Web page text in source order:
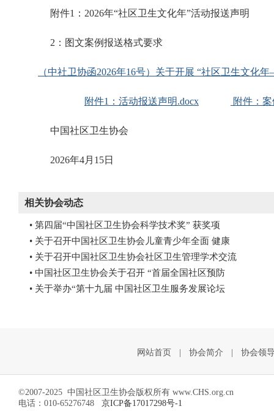
附件1：2026年“社区卫生文化年”活动报送声明
2：图文案例报送格式要求
（中社卫协函2026年16号）关于开展 “社区卫生文
附件1：活动报送声明.docx 附件：
中国社区卫生协会
2026年4月15日
相关协会动态
• 第四届“中国社区卫生协会科学技术奖” 获奖项
• 关于召开中国社区卫生协会儿童青少年全面 健康
• 关于召开中国社区卫生协会社区卫生管理学术交流
• 中国社区卫生协会关于召开 “首届全国社区预防
• 关于举办“第十九届 中国社区卫生服务发展论坛
网站首页 协会简介 协会领
©2007-2025 中国社区卫生协会版权所有 www.CHS.org.cn
电话：010-65276748
京ICP备17017298号-1